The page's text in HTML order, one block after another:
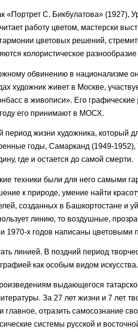
«Портрет С. Бикбулатова» (1927),
работу цветом, мастерски
цветовых решений,
колористическое
обвинению в национализме
художник живет в Москве,
в живописи». Его
его принимают в МОСХ.
период жизни художника, который
годы, Самарканд (1949-1952),
где и остается до самой смерти.
техники были для него самыми
к природе, умение найти
созданных в Башкортостане и
линию, то воздушные,
1970-х годов написаны цветовыми
линией. В поздний период
как особым видом искусства.
выдающегося
За 27 лет жизни и 7 лет
отразить самосознание
системы русской и